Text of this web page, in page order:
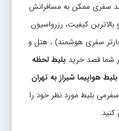
بلیط شیراز تهران
THR
84,840,000 ریال
سفری ممکن به مسافرانش
کیفیت، رزرواسیون
سفری هوشمند) ، هتل و
شما قصد خرید بلیط لحظه
بلیط هواپیما شیراز به تهران
بلیط مورد نظر خود را
کنید.